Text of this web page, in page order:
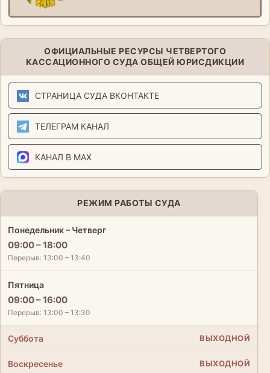
ОФИЦИАЛЬНЫЕ РЕСУРСЫ ЧЕТВЕРТОГО
КАССАЦИОННОГО СУДА ОБЩЕЙ ЮРИСДИКЦИИ
СТРАНИЦА СУДА ВКОНТАКТЕ
ТЕЛЕГРАМ КАНАЛ
КАНАЛ В MAX
РЕЖИМ РАБОТЫ СУДА
Понедельник – Четверг
09:00 – 18:00
Перерыв: 13:00 – 13:40
Пятница
09:00 – 16:00
Перерыв: 13:00 – 13:30
Суббота ВЫХОДНОЙ
Воскресенье ВЫХОДНОЙ